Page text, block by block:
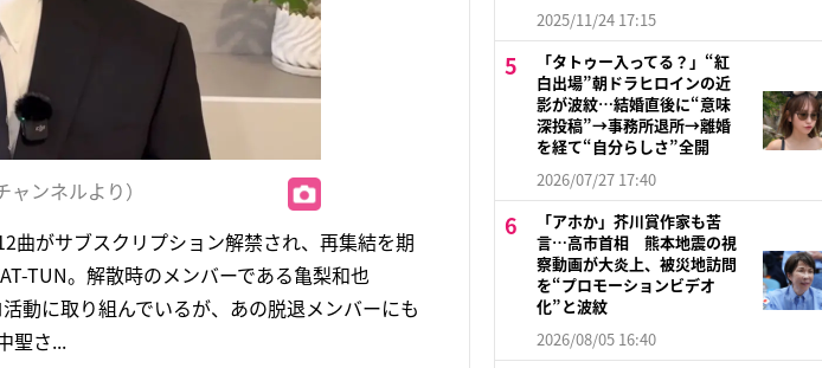
ンネルより）
曲がサブスクリプション解禁され、再集結を期
TUN。解散時のメンバーである亀梨和也
動に取り組んでいるが、あの脱退メンバーにも
聖さ...
2025/11/24 17:15
「タトゥー入ってる？」“紅
白出場”朝ドラヒロインの近
影が波紋…結婚直後に“意味
深投稿”→事務所退所→離婚
を経て“自分らしさ”全開
2026/07/27 17:40
「アホか」芥川賞作家も苦
言…高市首相 熊本地震の視
察動画が大炎上、被災地訪問
を“プロモーションビデオ
化”と波紋
2026/08/05 16:40